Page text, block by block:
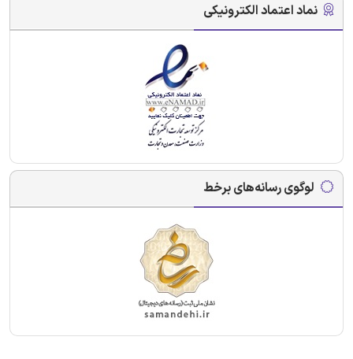
نماد اعتماد الکترونیکی
لوگوی رسانه‌های برخط